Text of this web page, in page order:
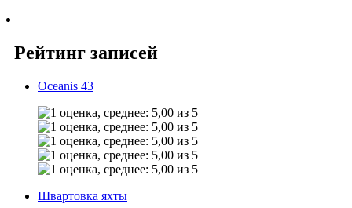
Рейтинг записей
Oceanis 43
Швартовка яхты